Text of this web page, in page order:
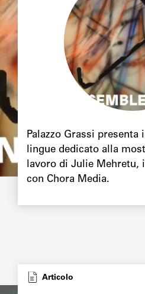
Palazzo Grassi
lingue dedicato alla
lavoro di Julie Mehretu,
con Chora Media.
TypeArticolo